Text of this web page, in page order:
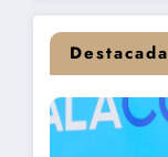
Destacada